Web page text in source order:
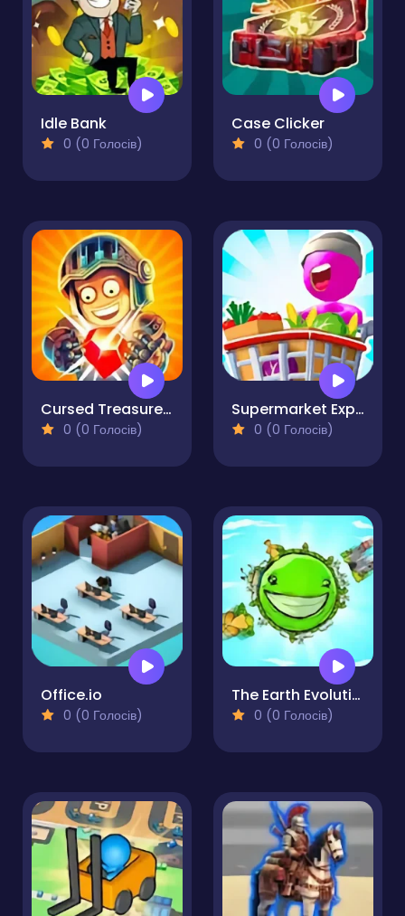
Idle Bank
0 (0 Голосів)
Case Clicker
0 (0 Голосів)
Cursed Treasure 2
0 (0 Голосів)
Supermarket Expert Idle
0 (0 Голосів)
Office.io
0 (0 Голосів)
The Earth Evolution
0 (0 Голосів)